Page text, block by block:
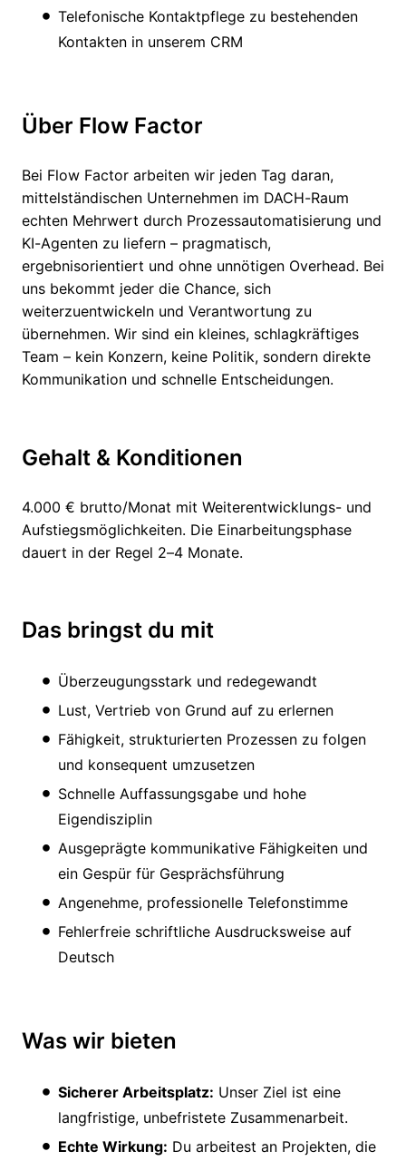
Telefonische Kontaktpflege zu bestehenden
Kontakten in unserem CRM
Über Flow Factor
Bei Flow Factor arbeiten wir jeden Tag daran,
mittelständischen Unternehmen im DACH-Raum
echten Mehrwert durch Prozessautomatisierung und
KI-Agenten zu liefern – pragmatisch,
ergebnisorientiert und ohne unnötigen Overhead. Bei
uns bekommt jeder die Chance, sich
weiterzuentwickeln und Verantwortung zu
übernehmen. Wir sind ein kleines, schlagkräftiges
Team – kein Konzern, keine Politik, sondern direkte
Kommunikation und schnelle Entscheidungen.
Gehalt & Konditionen
4.000 € brutto/Monat mit Weiterentwicklungs- und
Aufstiegsmöglichkeiten. Die Einarbeitungsphase
dauert in der Regel 2–4 Monate.
Das bringst du mit
Überzeugungsstark und redegewandt
Lust, Vertrieb von Grund auf zu erlernen
Fähigkeit, strukturierten Prozessen zu folgen
und konsequent umzusetzen
Schnelle Auffassungsgabe und hohe
Eigendisziplin
Ausgeprägte kommunikative Fähigkeiten und
ein Gespür für Gesprächsführung
Angenehme, professionelle Telefonstimme
Fehlerfreie schriftliche Ausdrucksweise auf
Deutsch
Was wir bieten
Sicherer Arbeitsplatz: Unser Ziel ist eine
langfristige, unbefristete Zusammenarbeit.
Echte Wirkung: Du arbeitest an Projekten, die